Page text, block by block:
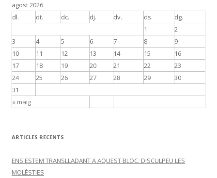
agost 2026
dl.
dt. dc. dj. dv. ds. dg.
« maig
1
2
3
4 5 6 7 8
9
10
11 12 13 14 15
16
17
18 19 20 21 22
23
24
25 26 27 28 29
30
31
ARTICLES RECENTS
ENS ESTEM TRANSLLADANT A AQUEST BLOC. DISCULPEU LES
MOLÈSTIES